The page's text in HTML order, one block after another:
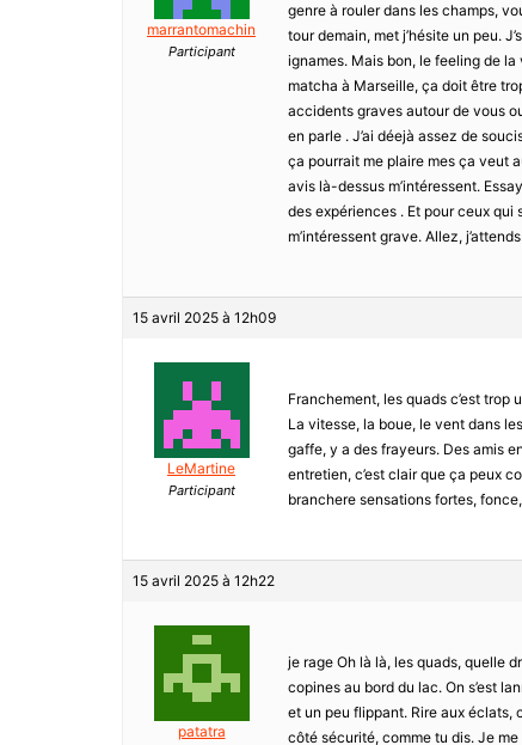
marrantomachin
Participant
genre à rouler dans les champs,
tour demain, met j’hésite un peu.
ignames. Mais bon, le feeling de
matcha à Marseille, ça doit être
accidents graves autour de vous
en parle . J’ai déejà assez de
ça pourrait me plaire mes ça veut
avis là-dessus m’intéressent.
des expériences . Et pour ceux
m’intéressent grave. Allez,
15 avril 2025 à 12h09
LeMartine
Participant
Franchement, les quads c’est trop
La vitesse, la boue, le vent dans
gaffe, y a des frayeurs. Des amis
entretien, c’est clair que ça peux
branchere sensations fortes,
15 avril 2025 à 12h22
patatra
je rage Oh là là, les quads, quelle
copines au bord du lac. On s’est
et un peu flippant. Rire aux éclats,
côté sécurité, comme tu dis. Je